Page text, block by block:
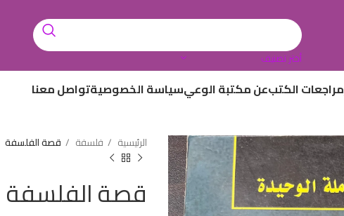
أختر تصنيف
مراجعات الكتبعن مكتبة الوعيسياسة الخصوصيةتواصل معنا
الرئيسية فلسفة قصة الفلسفة
قصة الفلسفة